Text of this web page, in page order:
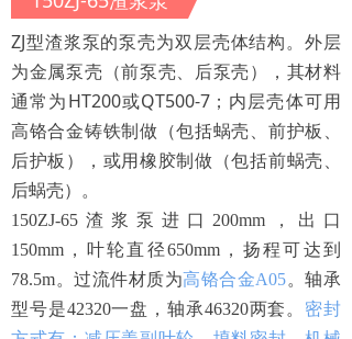
ZJ型渣浆泵的泵壳为双层壳体结构。外层
为金属泵壳（前泵壳、后泵壳），其材料
通常为 HT200或QT500-7；内层壳体可用
高铬合金铸铁制做（包括蜗壳、前护板、
后护板），或用橡胶制做（包括前蜗壳、
后蜗壳）。
150ZJ-65渣浆泵进口200mm，出口
150mm，叶轮直径650mm，扬程可达到
78.5m。过流件材质为高铬合金A05。轴承
型号是42320一盘，轴承46320两套。 密封